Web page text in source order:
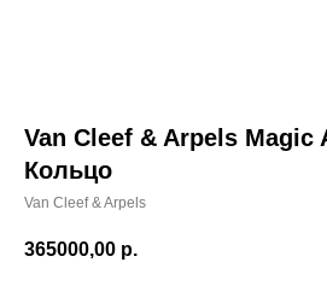
Van Cleef & Arpels Magic
Кольцо
Van Cleef & Arpels
365000,00 р.